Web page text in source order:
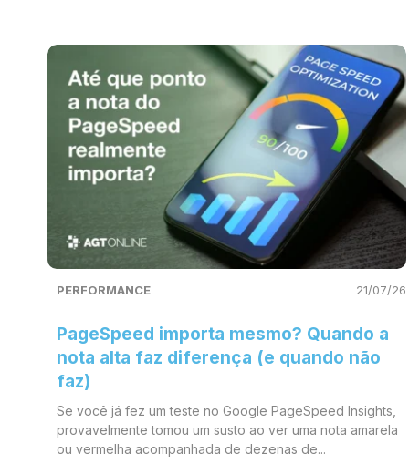
PERFORMANCE 21/07/26
PageSpeed importa mesmo? Quando a
nota alta faz diferença (e quando não
faz)
Se você já fez um teste no Google PageSpeed Insights,
provavelmente tomou um susto ao ver uma nota amarela
ou vermelha acompanhada de dezenas de...